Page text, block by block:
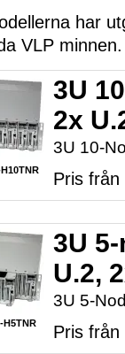
har
VLP minnen.
3U
2x
3U 10-
Pris
H5TNR
3U
U.2,
3U 5-
Pris